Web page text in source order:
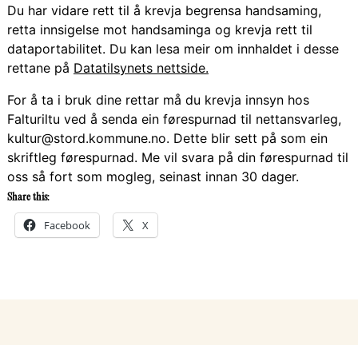
Du har vidare rett til å krevja begrensa handsaming,
retta innsigelse mot handsaminga og krevja rett til
dataportabilitet. Du kan lesa meir om innhaldet i desse
rettane på Datatilsynets nettside.
For å ta i bruk dine rettar må du krevja innsyn hos
Falturiltu ved å senda ein førespurnad til nettansvarleg,
kultur@stord.kommune.no. Dette blir sett på som ein
skriftleg førespurnad. Me vil svara på din førespurnad til
oss så fort som mogleg, seinast innan 30 dager.
Share this:
Facebook X